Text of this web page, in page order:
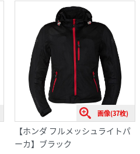
画像(37枚)
【ホンダ フルメッシュライトパ
ーカ】ブラック